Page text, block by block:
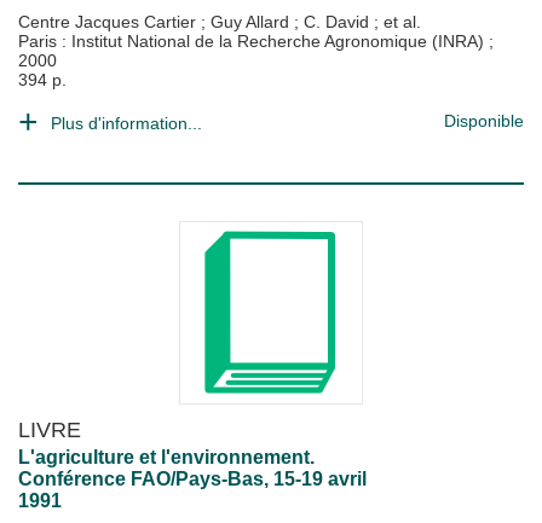
Centre Jacques Cartier ; Guy Allard ; C. David ; et al.
Paris : Institut National de la Recherche Agronomique (INRA) ;
2000
394 p.
Plus d'information... Disponible
LIVRE
L'agriculture et l'environnement.
Conférence FAO/Pays-Bas, 15-19 avril
1991